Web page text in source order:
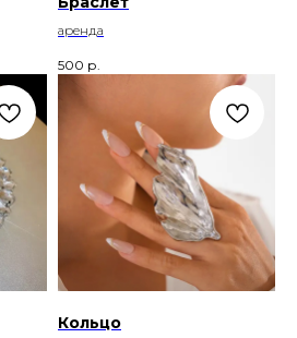
аренда
500 р.
Кольцо